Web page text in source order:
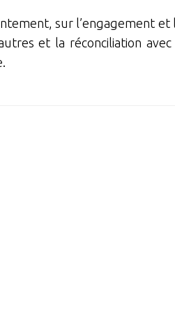
sur l’engagement
et la réconciliation avec